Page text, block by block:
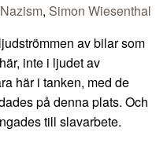
Nazism, Simon Wiesenthal
av bilar som
inte i ljudet av
här i tanken, med de
på denna plats. Och
till slavarbete.